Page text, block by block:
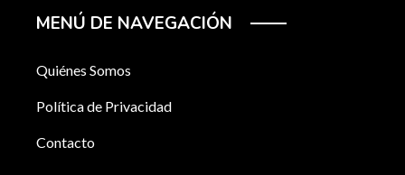
MENÚ DE NAVEGACIÓN
Quiénes Somos
Política de Privacidad
Contacto